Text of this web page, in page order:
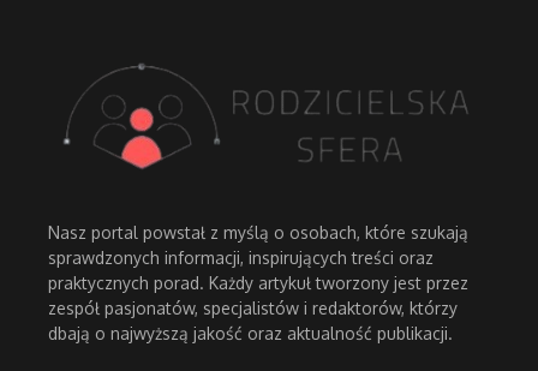
Nasz portal powstał z myślą o osobach, które szukają
sprawdzonych informacji, inspirujących treści oraz
praktycznych porad. Każdy artykuł tworzony jest przez
zespół pasjonatów, specjalistów i redaktorów, którzy
dbają o najwyższą jakość oraz aktualność publikacji.